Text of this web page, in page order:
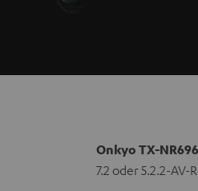
Onkyo TX-NR696
7.2 oder 5.2.2-